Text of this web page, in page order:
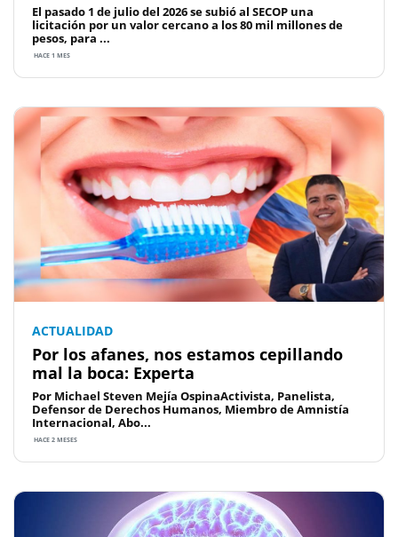
El pasado 1 de julio del 2026 se subió al SECOP una
licitación por un valor cercano a los 80 mil millones de
pesos, para ...
HACE 1 MES
ACTUALIDAD
Por los afanes, nos estamos cepillando
mal la boca: Experta
Por Michael Steven Mejía OspinaActivista, Panelista,
Defensor de Derechos Humanos, Miembro de Amnistía
Internacional, Abo...
HACE 2 MESES